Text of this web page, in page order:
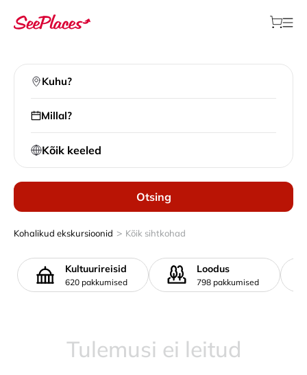
Kuhu?
Millal?
Kõik keeled
Otsing
Kohalikud ekskursioonid > Kõik sihtkohad
Kultuurireisid
620 pakkumised
Loodus
798 pakkumised
Tulemusi ei leitud